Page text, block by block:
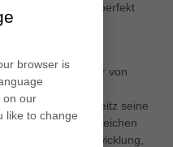
die Zahnform 2 perfekt
Nachhaltigkeit
Kompaktzerspaner von
und
unterstreicht Leitz seine
setzt ein klares Zeichen
Produktentwicklung,
browser is
on our
like to change